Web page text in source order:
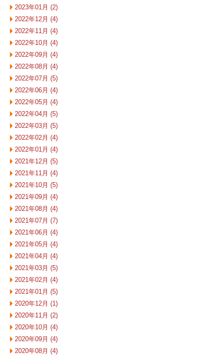
2023年01月 (2)
2022年12月 (4)
2022年11月 (4)
2022年10月 (4)
2022年09月 (4)
2022年08月 (4)
2022年07月 (5)
2022年06月 (4)
2022年05月 (4)
2022年04月 (5)
2022年03月 (5)
2022年02月 (4)
2022年01月 (4)
2021年12月 (5)
2021年11月 (4)
2021年10月 (5)
2021年09月 (4)
2021年08月 (4)
2021年07月 (7)
2021年06月 (4)
2021年05月 (4)
2021年04月 (4)
2021年03月 (5)
2021年02月 (4)
2021年01月 (5)
2020年12月 (1)
2020年11月 (2)
2020年10月 (4)
2020年09月 (4)
2020年08月 (4)